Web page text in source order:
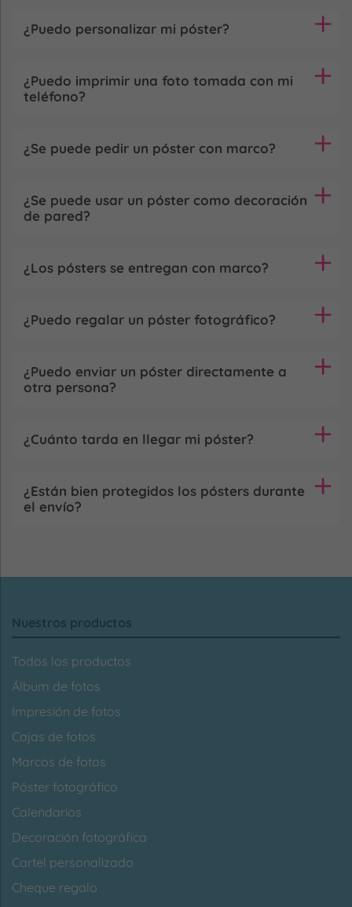
¿Puedo personalizar mi póster?
¿Puedo imprimir una foto tomada con mi
teléfono?
¿Se puede pedir un póster con marco?
¿Se puede usar un póster como decoración
de pared?
¿Los pósters se entregan con marco?
¿Puedo regalar un póster fotográfico?
¿Puedo enviar un póster directamente a
otra persona?
¿Cuánto tarda en llegar mi póster?
¿Están bien protegidos los pósters durante
el envío?
Nuestros productos
Todos los productos
Álbum de fotos
Impresión de fotos
Cajas de fotos
Marcos de fotos
Póster fotográfico
Calendarios
Decoración fotográfica
Cartel personalizado
Cheque regalo